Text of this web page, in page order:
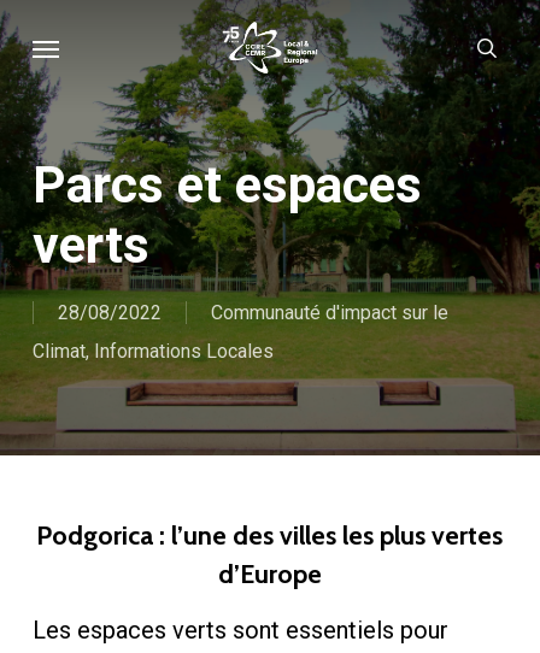
Skip
to
main
content
Parcs et espaces
verts
28/08/2022
Communauté d'impact sur le
Climat, Informations Locales
Podgorica : l’une des villes les plus vertes
d’Europe
Les espaces verts sont essentiels pour